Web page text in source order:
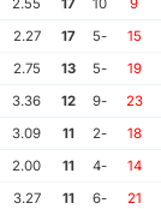
9
10
17
2.55
15
-5
17
2.27
19
-5
13
2.75
23
-9
12
3.36
18
-2
11
3.09
14
-4
11
2.00
21
-6
11
3.27